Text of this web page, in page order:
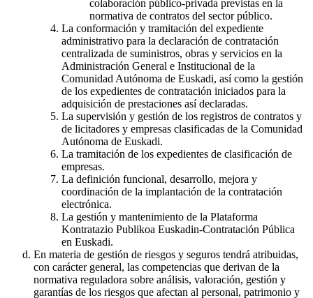
colaboración público-privada previstas en la
normativa de contratos del sector público.
La conformación y tramitación del expediente
administrativo para la declaración de contratación
centralizada de suministros, obras y servicios en la
Administración General e Institucional de la
Comunidad Autónoma de Euskadi, así como la gestión
de los expedientes de contratación iniciados para la
adquisición de prestaciones así declaradas.
La supervisión y gestión de los registros de contratos y
de licitadores y empresas clasificadas de la Comunidad
Autónoma de Euskadi.
La tramitación de los expedientes de clasificación de
empresas.
La definición funcional, desarrollo, mejora y
coordinación de la implantación de la contratación
electrónica.
La gestión y mantenimiento de la Plataforma
Kontratazio Publikoa Euskadin-Contratación Pública
en Euskadi.
En materia de gestión de riesgos y seguros tendrá atribuidas,
con carácter general, las competencias que derivan de la
normativa reguladora sobre análisis, valoración, gestión y
garantías de los riesgos que afectan al personal, patrimonio y